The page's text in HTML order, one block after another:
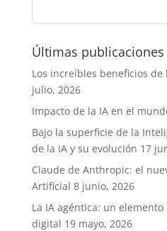
Últimas publicaciones
Los increíbles beneficios
julio, 2026
Impacto de la IA en el
Bajo la superficie de la
de la IA y su evolución 17
Claude de Anthropic: el
Artificial 8 junio, 2026
La IA agéntica: un
digital 19 mayo, 2026